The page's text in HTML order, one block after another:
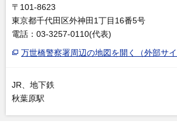
〒101-8623
東京都千代田区外神田1丁目16番5号
電話：03-3257-0110(代表)
万世橋警察署周辺の地図を開く（外部サイ
JR、地下鉄
秋葉原駅